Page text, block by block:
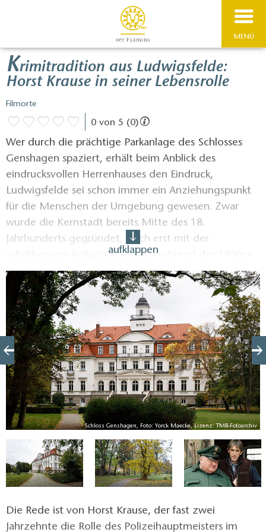
MENÜ
Krimitradition aus Ludwigsfelde:
Horst Krause in seiner Lebensrolle
Filmorte
0 von 5 (0)
Wer durch die prächtige Parkanlage des Schlosses
Genshagen spaziert, erhält beim Anblick des
eindrucksvollen Herrenhauses den Eindruck,
Ludwigsfelde sei schon immer ein Anziehungspunkt
für die Menschen der Umgebung gewesen. Zwar
wurde die Kernstadt bereits Mitte des 18.
Jahrhunderts gegründet, doch erst mit der
schrittweisen Industrialisierung während der 1930er-
Jahre strömten immer mehr Menschen hierher.
Schließlich entwickelte sich Ludwigsfelde zum
Industriestandort des Berliner Umlands als Daimler-
Benz das damals größte und modernste
Flugzeugmotorenwerk in der Genshagener Heide
erbaute. Nannten zu Beginn des 20. Jahrhunderts
noch etwa 100 Einwohner die Stadt im Fläming ihr
Zuhause, so waren es 1950 bereits 5.000. Einem von
ihnen war damals wahrscheinlich noch nicht bewusst,
dass ihm einmal eine Schauspielkarriere als
Dorfpolizist in eben jener Stadt bevorstehen würde.
aufklappen
Schloss Genshagen, Foto: Yorck Maecke, Lizenz: TMB-Fotoarchiv
Die Rede ist von Horst Krause, der fast zwei
Jahrzehnte die Rolle des Polizeihauptmeisters im